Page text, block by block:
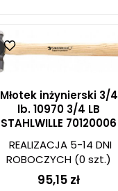
Młotek inżynierski 3/4
lb. 10970 3/4 LB
STAHLWILLE 70120006
REALIZACJA 5-14 DNI
ROBOCZYCH (0 szt.)
95,15 zł